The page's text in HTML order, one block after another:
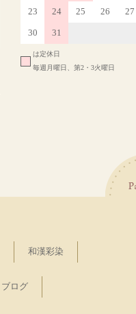
23 24 25 26 27
30 31
は定休日
毎週月曜日、第2・3火曜日
和漢彩染
ブログ